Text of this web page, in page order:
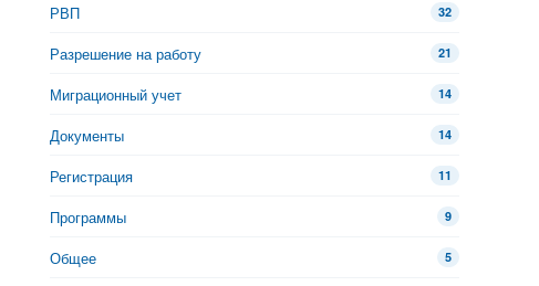
РВП 32
Разрешение на работу 21
Миграционный учет 14
Документы 14
Регистрация 11
Программы 9
Общее 5